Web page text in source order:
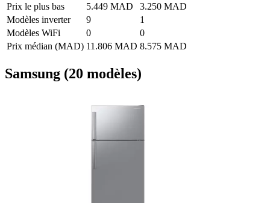
Prix le plus bas
5.449 MAD
3.250 MAD
Modèles inverter
9
1
Modèles WiFi
0
0
Prix médian (MAD) 11.806 MAD 8.575 MAD
Samsung (20 modèles)